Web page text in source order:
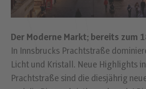
Der Moderne Markt; bereits zum
In Innsbrucks Prachtstraße
Licht und Kristall. Neue Highlights
Prachtstraße sind die diesjährig